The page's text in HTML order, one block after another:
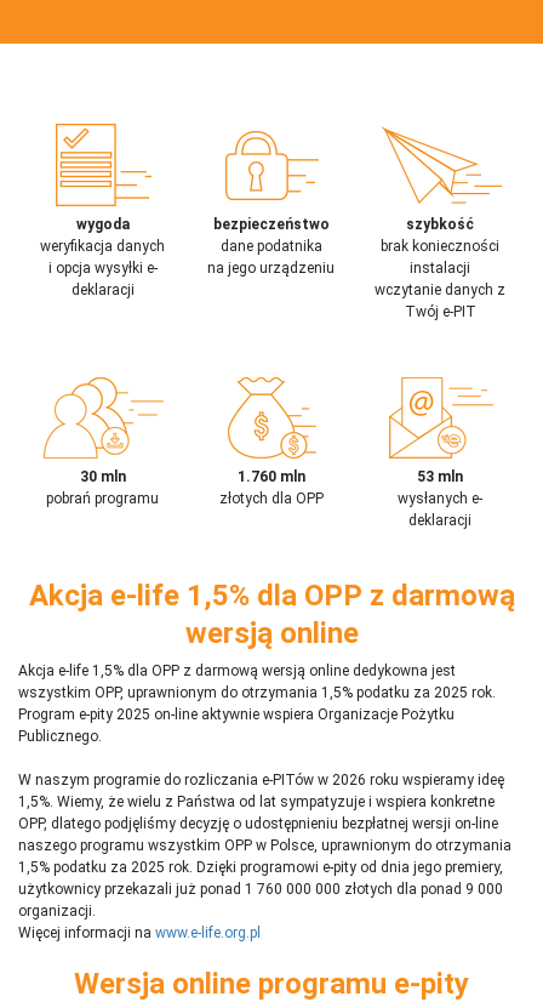
wygoda
weryfikacja danych
i opcja wysyłki e-
deklaracji
bezpieczeństwo
dane podatnika
na jego urządzeniu
szybkość
brak konieczności
instalacji
wczytanie danych z
Twój e-PIT
30 mln
pobrań programu
1.760 mln
złotych dla OPP
53 mln
wysłanych e-
deklaracji
Akcja e-life 1,5% dla OPP z darmową
wersją online
Akcja e-life 1,5% dla OPP z darmową wersją online dedykowna jest
wszystkim OPP, uprawnionym do otrzymania 1,5% podatku za 2025 rok.
Program e-pity 2025 on-line aktywnie wspiera Organizacje Pożytku
Publicznego.
W naszym programie do rozliczania e-PITów w 2026 roku wspieramy ideę
1,5%. Wiemy, że wielu z Państwa od lat sympatyzuje i wspiera konkretne
OPP, dlatego podjęliśmy decyzję o udostępnieniu bezpłatnej wersji on-line
naszego programu wszystkim OPP w Polsce, uprawnionym do otrzymania
1,5% podatku za 2025 rok. Dzięki programowi e-pity od dnia jego premiery,
użytkownicy przekazali już ponad 1 760 000 000 złotych dla ponad 9 000
organizacji.
Więcej informacji na www.e-life.org.pl
Wersja online programu e-pity